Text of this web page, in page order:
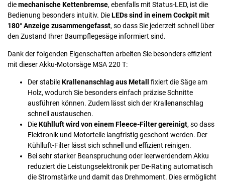
diemechanische Kettenbremse, ebenfalls mit Status-LED, ist die
Bedienung besonders intuitiv. DieLEDs sind in einem Cockpit mit
180° Anzeige zusammengefasst, so dass Sie jederzeit schnell über
den Zustand Ihrer Baumpflegesäge informiert sind.
Dank der folgenden Eigenschaften arbeiten Sie besonders effizient
mit dieser Akku-Motorsäge MSA 220 T:
Der stabileKrallenanschlag aus Metall
fixiert die Säge am
Holz, wodurch Sie besonders einfach präzise Schnitte
ausführen können. Zudem lässt sich der Krallenanschlag
schnell austauschen.
DieKühlluft wird von einem Fleece-Filter gereinigt, so dass
Elektronik und Motorteile langfristig geschont werden. Der
Kühlluft-Filter lässt sich schnell und effizient reinigen.
Bei sehr starker Beanspruchung oder leerwerdendem Akku
reduziert die Leistungselektronik per De-Rating automatisch
die Stromstärke und damit das Drehmoment. Dies ermöglicht